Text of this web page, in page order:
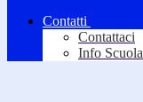
Contatti
Contattaci
Info Scuola